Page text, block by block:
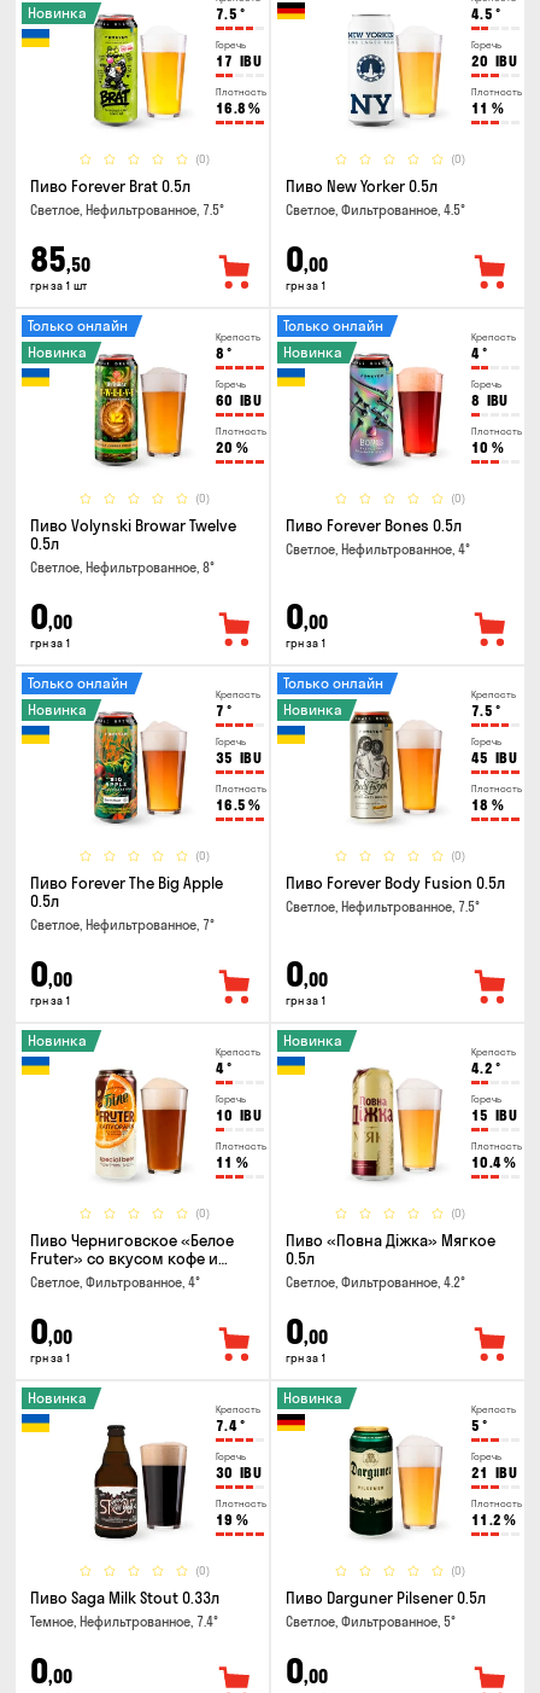
7.5 °
Горечь
17 IBU
Плотность
16.8 %
(0)
Новинка
Пиво Forever Brat 0.5л
Светлое, Нефильтрованное, 7.5°
85,50
грн за 1 шт
4.5 °
Горечь
20 IBU
Плотность
11 %
(0)
Пиво New Yorker 0.5л
Светлое, Фильтрованное, 4.5°
0,00
грн за 1
Крепость
8 °
Горечь
60 IBU
Плотность
20 %
(0)
Только онлайн
Новинка
Пиво Volynski Browar Twelve
0.5л
Светлое, Нефильтрованное, 8°
0,00
грн за 1
Крепость
4°
Горечь
8 IBU
Плотность
10 %
(0)
Только онлайн
Новинка
Пиво Forever Bones 0.5л
Светлое, Нефильтрованное, 4°
0,00
грн за 1
Крепость
7 °
Горечь
35 IBU
Плотность
16.5 %
(0)
Только онлайн
Новинка
Пиво Forever The Big Apple
0.5л
Светлое, Нефильтрованное, 7°
0,00
грн за 1
Крепость
7.5 °
Горечь
45 IBU
Плотность
18 %
(0)
Только онлайн
Новинка
Пиво Forever Body Fusion 0.5л
Светлое, Нефильтрованное, 7.5°
0,00
грн за 1
Крепость
4°
Горечь
10 IBU
Плотность
11 %
(0)
Новинка
Пиво Черниговское «Белое
Fruter» со вкусом кофе и
апельсина 0.5 л
Светлое, Фильтрованное, 4°
0,00
грн за 1
Крепость
4.2 °
Горечь
15 IBU
Плотность
10.4%
(0)
Новинка
Пиво «Повна Діжка» Мягкое
0.5л
Светлое, Фильтрованное, 4.2°
0,00
грн за 1
Крепость
7.4°
Горечь
30 IBU
Плотность
19 %
(0)
Новинка
Пиво Saga Milk Stout 0.33л
Темное, Нефильтрованное, 7.4°
0,00
Крепость
5 °
Горечь
21 IBU
Плотность
11.2 %
(0)
Новинка
Пиво Darguner Pilsener 0.5л
Светлое, Фильтрованное, 5°
0,00